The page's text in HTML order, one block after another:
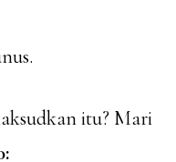
itu? Mari